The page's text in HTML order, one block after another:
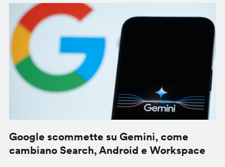
Google scommette su Gemini, come
cambiano Search, Android e Workspace